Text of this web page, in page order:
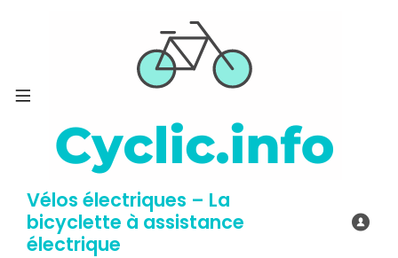
Vélos électriques – La
bicyclette à assistance
électrique